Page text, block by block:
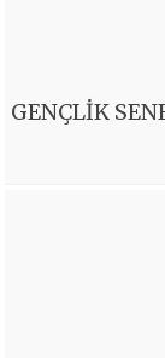
GENÇLİK